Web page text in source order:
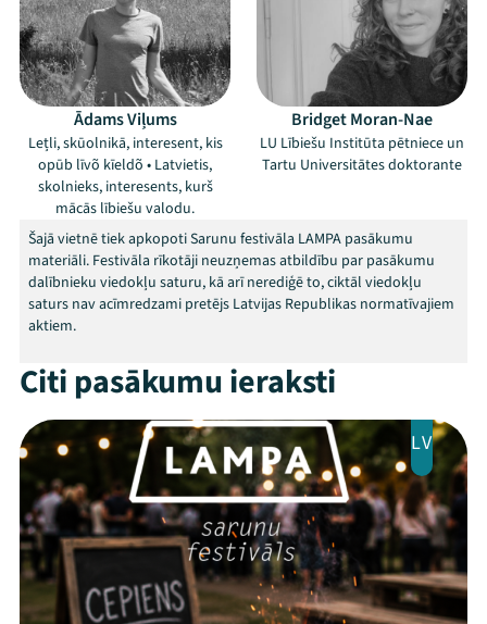
Festivāls
Programma
Arhīvs
Viņi bija LAMPĀ 2026
Ziedo
Veikals
ThreadsFacebookYoutube
X Instagram
Flick TikTok
Ādams Viļums
Lețli, skūolnikā, interesent, kis
opūb līvõ kīeldõ • Latvietis,
skolnieks, interesents, kurš
mācās lībiešu valodu.
Bridget Moran-Nae
LU Lībiešu Institūta pētniece un
Tartu Universitātes doktorante
Šajā vietnē tiek apkopoti Sarunu festivāla LAMPA pasākumu
materiāli. Festivāla rīkotāji neuzņemas atbildību par pasākumu
dalībnieku viedokļu saturu, kā arī nerediģē to, ciktāl viedokļu
saturs nav acīmredzami pretējs Latvijas Republikas normatīvajiem
aktiem.
Citi pasākumu ieraksti
LV